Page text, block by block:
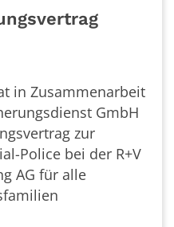
in Zusammenarbeit
GmbH
zur
Police bei der R+V
AG für alle